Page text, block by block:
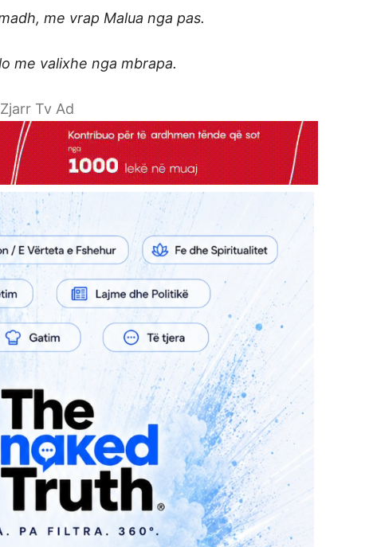
me vrap Malua nga pas.
me valixhe nga mbrapa.
Zjarr Tv Ad